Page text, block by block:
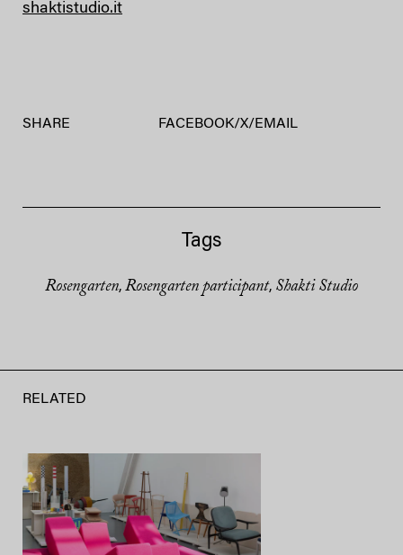
shaktistudio.it
SHARE FACEBOOK/X/ EMAIL
Tags
Rosengarten, Rosengarten participant, Shakti Studio
RELATED